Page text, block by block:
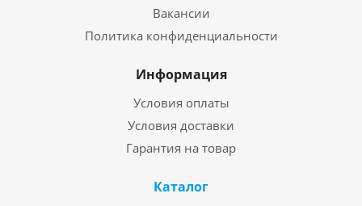
Вакансии
Политика конфиденциальности
Информация
Условия оплаты
Условия доставки
Гарантия на товар
Каталог